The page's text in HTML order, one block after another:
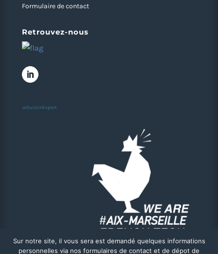
Formulaire de contact
Retrouvez-nous
JeSuisUnExpert
Sur notre site, il vous sera est demandé quelques informations
personnelles via nos formulaires de contact et de dépot de